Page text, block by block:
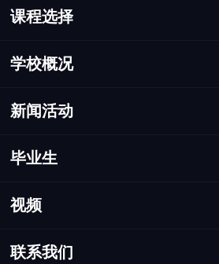
课程选择
学校概况
新闻活动
毕业生
视频
联系我们